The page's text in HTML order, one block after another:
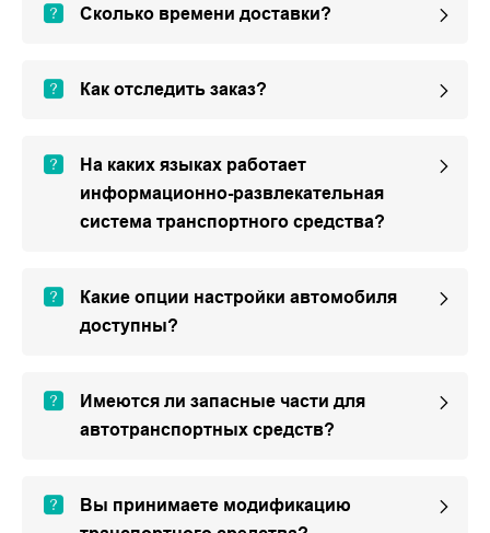
Сколько времени доставки?
Как отследить заказ?
На каких языках работает
информационно-развлекательная
система транспортного средства?
Какие опции настройки автомобиля
доступны?
Имеются ли запасные части для
автотранспортных средств?
Вы принимаете модификацию